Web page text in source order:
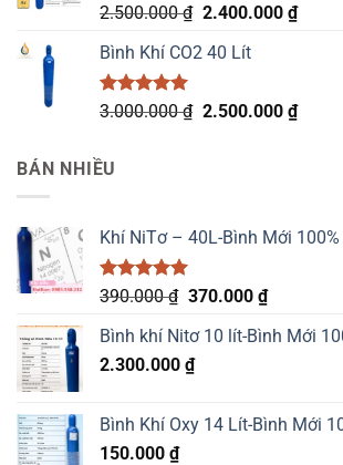
Được xếp
5 sao
2.500.000₫ Giá
là:
2.400.000 ₫Giá
Bình Khí CO2 40 Lít
Được xếp
3.000.000₫ Giá
2.500.000 ₫Giá
BÁN NHIỀU
Khí NiTơ – 40L-Bình Mới 100%
Được xếp
5.00
5 sao
390.000₫ Giá
là:
390.000 ₫.
370.000 ₫Giá
tại
Bình khí Nitơ 10 lít-Bình Mới
2.300.000 ₫
Bình Khí Oxy 14 Lít-Bình Mới
150.000 ₫